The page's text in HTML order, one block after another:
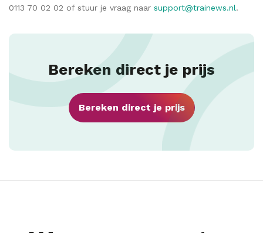
0113 70 02 02 of stuur je vraag naar support@trainews.nl.
Bereken direct je prijs
Bereken direct je prijs